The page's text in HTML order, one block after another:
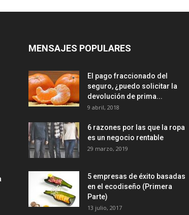
MENSAJES POPULARES
El pago fraccionado del
seguro, ¿puedo solicitar la
devolución de prima...
9 abril, 2018
6 razones por las que la ropa
es un negocio rentable
29 marzo, 2019
5 empresas de éxito basadas
en el ecodiseño (Primera
Parte)
13 julio, 2017